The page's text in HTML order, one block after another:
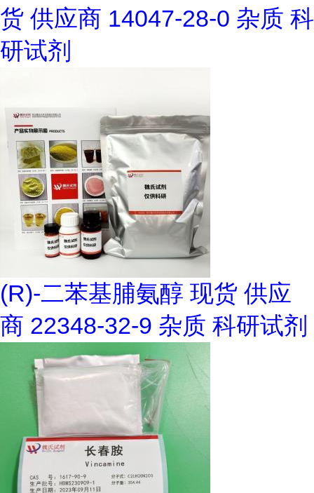
货 供应商 14047-28-0 杂质 科
研试剂
(R)-二苯基脯氨醇 现货 供应
商 22348-32-9 杂质 科研试剂